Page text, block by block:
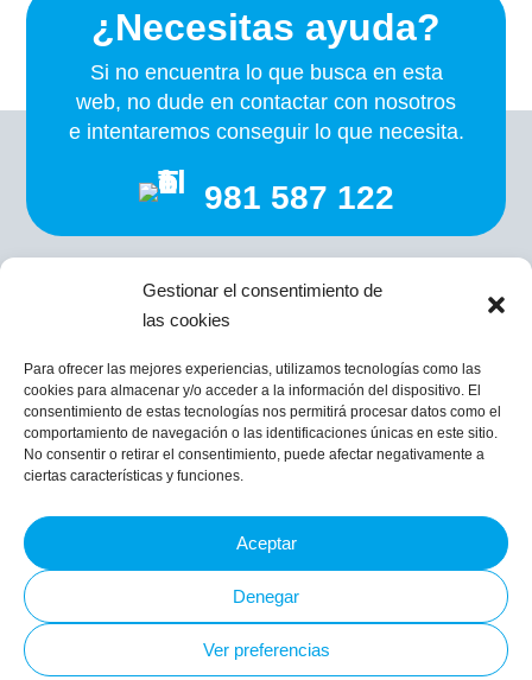
Gestionar el consentimiento de
las cookies
Para ofrecer las mejores experiencias, utilizamos tecnologías como las
cookies para almacenar y/o acceder a la información del dispositivo. El
consentimiento de estas tecnologías nos permitirá procesar datos como el
comportamiento de navegación o las identificaciones únicas en este sitio.
No consentir o retirar el consentimiento, puede afectar negativamente a
ciertas características y funciones.
Aceptar
Denegar
Ver preferencias
¿Necesitas ayuda?
Si no encuentra lo que busca en esta
web, no dude en contactar con nosotros
e intentaremos conseguir lo que necesita.
981 587 122
Costa de San Marcos, 11, 15820 Santiago de
Compostela
info@cgomez.net
Atendemos por Whatsapp 607 439 343
Política de cookies
Política de privacidad
Diseño web